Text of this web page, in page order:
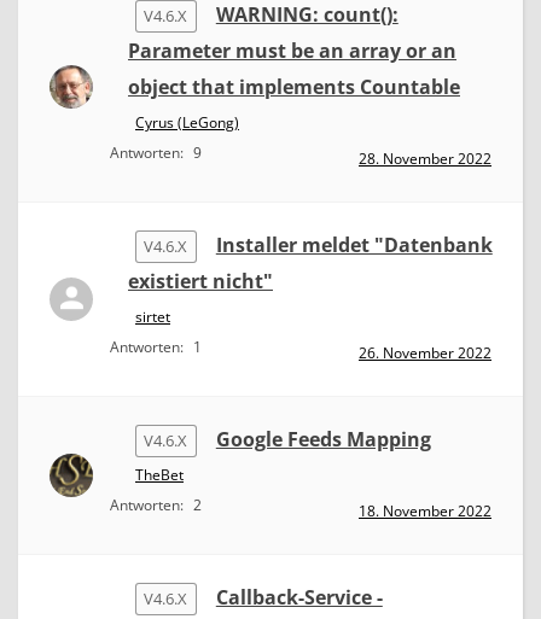
V4.6.X
WARNING: count():
Parameter must be an array or an
object that implements Countable
Cyrus (LeGong)
Antworten: 9 28. November 2022
V4.6.X
Installer meldet "Datenbank
existiert nicht"
sirtet
Antworten: 1 26. November 2022
V4.6.X Google Feeds Mapping
TheBet
Antworten: 2 18. November 2022
V4.6.X
Callback-Service -